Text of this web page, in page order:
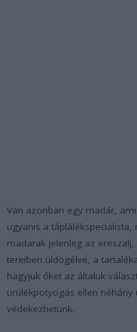
Van azonban egy madár,
ugyanis a
madarak jelenleg az
tereiben üldögélve, a
hagyjuk őket az általuk
ürülékpotyogás ellen néhány
védekezhetünk.